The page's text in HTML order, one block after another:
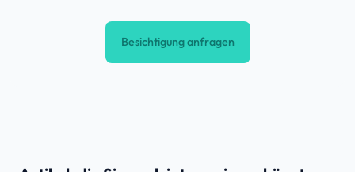
Besichtigung anfragen